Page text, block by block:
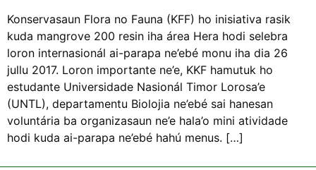
Konservasaun Flora no Fauna (KFF) ho inisiativa rasik
kuda mangrove 200 resin iha área Hera hodi selebra
loron internasionál ai-parapa ne’ebé monu iha dia 26
jullu 2017. Loron importante ne’e, KKF hamutuk ho
estudante Universidade Nasionál Timor Lorosa’e
(UNTL), departamentu Biolojia ne’ebé sai hanesan
voluntária ba organizasaun ne’e hala’o mini atividade
hodi kuda ai-parapa ne’ebé hahú menus. […]